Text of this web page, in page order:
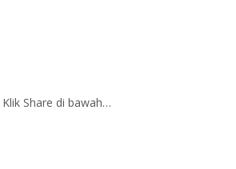
Klik Share di bawah…